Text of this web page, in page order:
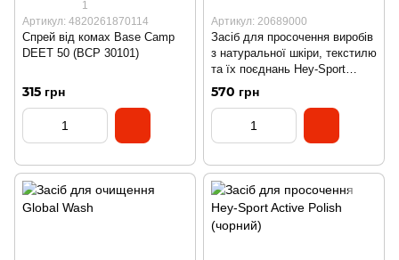
1
Артикул: 4820261870114
Спрей від комах Base Camp
DEET 50 (BCP 30101)
315 грн
Артикул: 20689000
Засіб для просочення виробів
з натуральної шкіри, текстилю
та їх поєднань Hey-Sport
Leder Impra
570 грн